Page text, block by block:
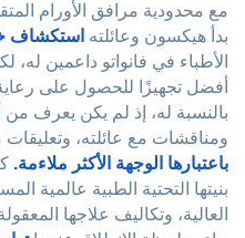
مع محدودية مرافق الأورام
بدأ هيكسون وعائلته استكشاف
الأطباء في فانواتو داعمين
أفضل تجهيزًا للحصول على
بالنسبة له، إذ لم يكن يعرف
ومناقشات مع عائلته،
باعتبارها الوجهة الأكثر ملاءمة.
بنيتها التحتية الطبية عالمية
العالية، وتكاليف علاجها